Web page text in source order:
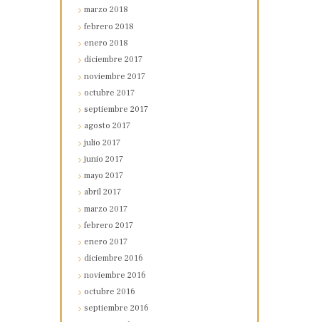
marzo2018
febrero2018
enero2018
diciembre2017
noviembre2017
octubre2017
septiembre2017
agosto2017
julio2017
junio2017
mayo2017
abril2017
marzo2017
febrero2017
enero2017
diciembre2016
noviembre2016
octubre2016
septiembre2016